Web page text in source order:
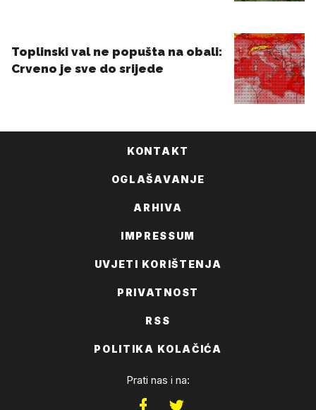
KONTAKT
OGLAŠAVANJE
ARHIVA
IMPRESSUM
UVJETI KORIŠTENJA
PRIVATNOST
RSS
POLITIKA KOLAČIĆA
Prati nas i na: